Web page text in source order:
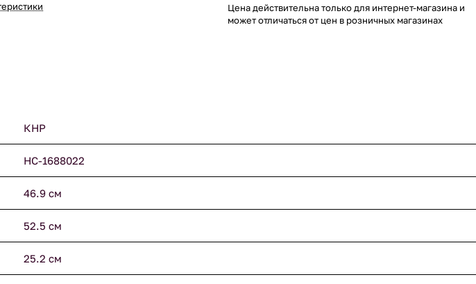
Цена действительна только для интернет-магазина и
может отличаться от цен в розничных магазинах
КНР
НС-1688022
46.9 см
52.5 см
25.2 см